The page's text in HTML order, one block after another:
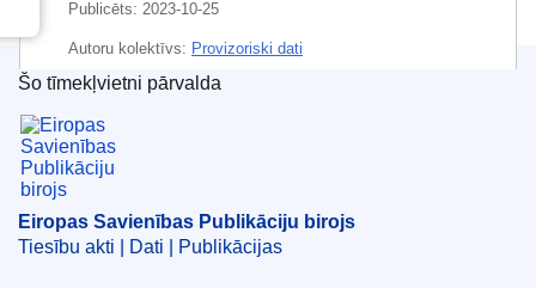
Publicēts: 2023-10-25
Autoru kolektīvs: Provizoriski dati
Eiropas Savienības Publikāciju birojs
Šo tīmekļvietni pārvalda
Eiropas Savienības Publikāciju birojs
Tiesību akti | Dati | Publikācijas